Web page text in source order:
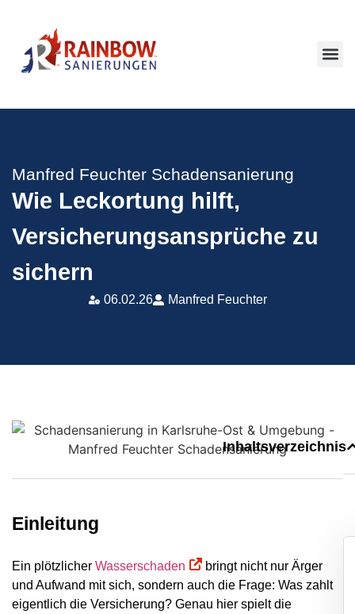
Manfred Feuchter Schadensanierung
Wie Leckortung hilft,
Versicherungsansprüche zu
sichern
06.02.26 Manfred Feuchter
Einleitung
Ein plötzlicher Wasserschaden
bringt nicht nur Ärger
und Aufwand mit sich, sondern auch die Frage: Was zahlt
eigentlich die Versicherung? Genau hier spielt die
Inhaltsverzeichnis